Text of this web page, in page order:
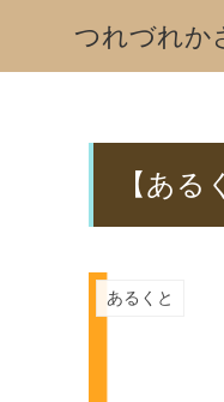
つれづれか
【あ
あるくと